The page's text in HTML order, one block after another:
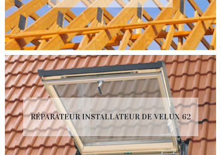
RÉPARATEUR INSTALLATEUR DE VELUX 62